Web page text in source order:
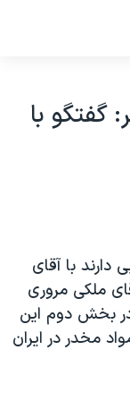
شب، ۵ اکتبر: گفتگو با
با آقای
ملکی مروری
ای خود . در بخش دوم اين
مخدر در ايران